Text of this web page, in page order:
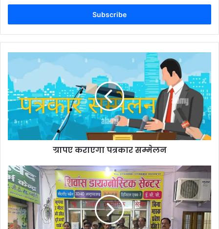
Email
ग्रापए कराएगा पत्रकार सम्मेलन